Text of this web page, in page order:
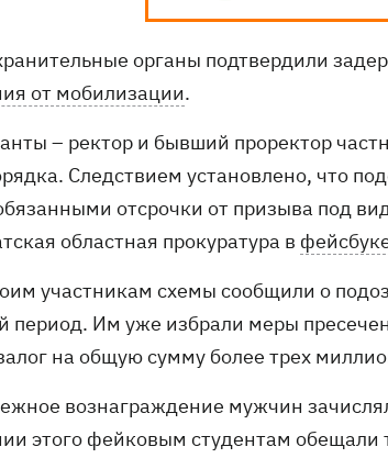
органы подтвердили
от мобилизации.
– ректор и бывший проректор
Следствием установлено, что
отсрочки от призыва под
областная прокуратура в
участникам схемы сообщили о
период. Им уже избрали меры
на общую сумму более трех
вознаграждение мужчин
этого фейковым студентам